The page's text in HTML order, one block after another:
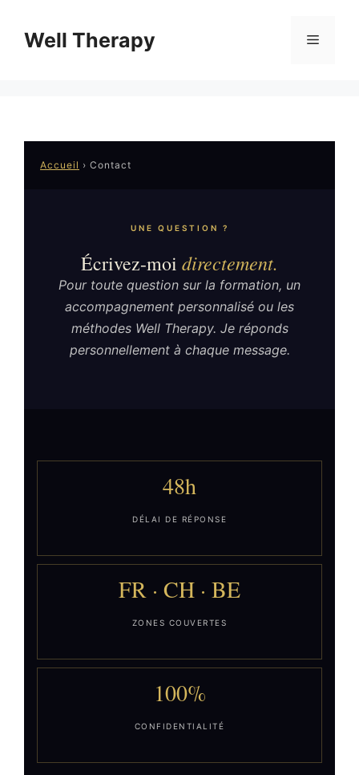
contenuWell Therapy Menu
Accueil › Contact
UNE QUESTION ?
Écrivez-moi directement.
Pour toute question sur la formation, un
accompagnement personnalisé ou les
méthodes Well Therapy. Je réponds
personnellement à chaque message.
48h
DÉLAI DE RÉPONSE
FR · CH · BE
ZONES COUVERTES
100%
CONFIDENTIALITÉ